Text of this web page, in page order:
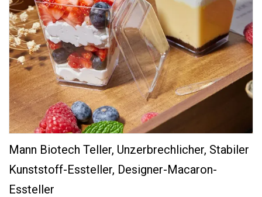
Mann Biotech Teller, Unzerbrechlicher, Stabiler
Kunststoff-Essteller, Designer-Macaron-
Essteller